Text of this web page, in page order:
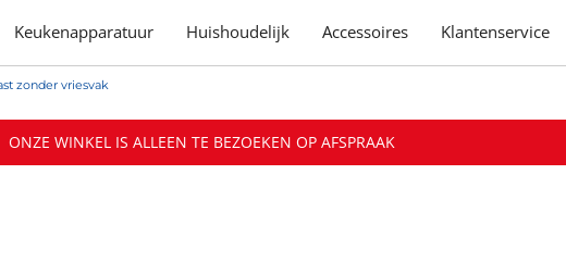
Keukenapparatuur Huishoudelijk Accessoires Klantenservice
zonder vriesvak
ONZE WINKEL IS ALLEEN TE BEZOEKEN OP AFSPRAAK